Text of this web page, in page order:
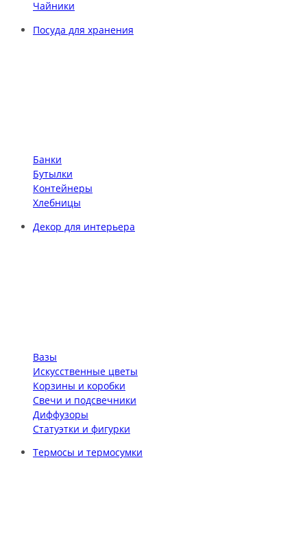
Чайники
Посуда для хранения
Банки
Бутылки
Контейнеры
Хлебницы
Декор для интерьера
Вазы
Искусственные цветы
Корзины и коробки
Свечи и подсвечники
Диффузоры
Статуэтки и фигурки
Термосы и термосумки